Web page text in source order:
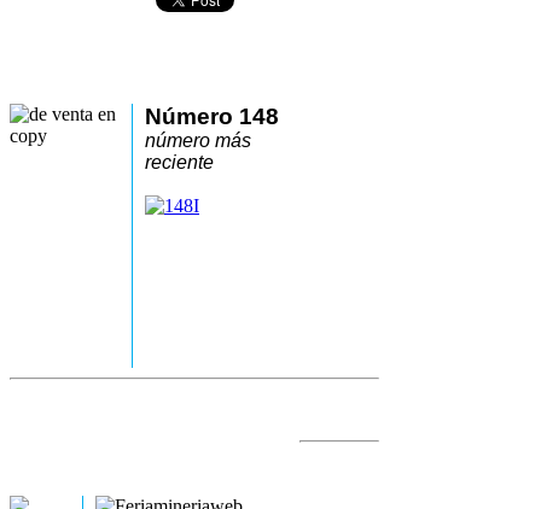
Número 148
número más
reciente